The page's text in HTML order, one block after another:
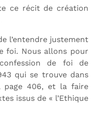
ce récit de création
l’entendre justement
foi. Nous allons pour
de foi de
qui se trouve dans
page 406, et la faire
issus de « l’Ethique